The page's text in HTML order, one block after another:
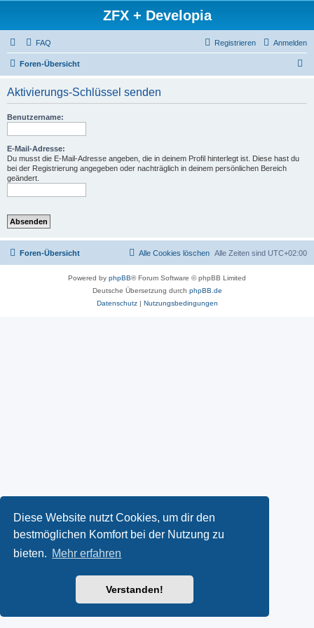
Diese Website nutzt Cookies, um dir den
bestmöglichen Komfort bei der Nutzung zu
bieten. Mehr erfahren
Verstanden!
ZFX + Developia
FAQ Anmelden
Registrieren
Foren-Übersicht
Aktivierungs-Schlüssel senden
Benutzername:
E-Mail-Adresse:
Du musst die E-Mail-Adresse angeben, die in deinem Profil hinterlegt ist. Diese hast du
bei der Registrierung angegeben oder nachträglich in deinem persönlichen Bereich
geändert.
Foren-Übersicht Alle Zeiten sind UTC+02:00
Alle Cookies löschen
Powered by phpBB® Forum Software © phpBB Limited
Deutsche Übersetzung durch phpBB.de
Datenschutz| Nutzungsbedingungen